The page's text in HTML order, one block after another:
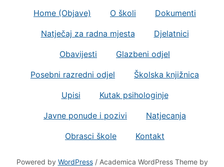
Home (Objave) O školi Dokumenti
Natječaj za radna mjesta Djelatnici
Obavijesti Glazbeni odjel
Posebni razredni odjel Školska knjižnica
Upisi Kutak psihologinje
Javne ponude i pozivi Natjecanja
Obrasci škole Kontakt
Powered by WordPress/ Academica WordPress Theme by